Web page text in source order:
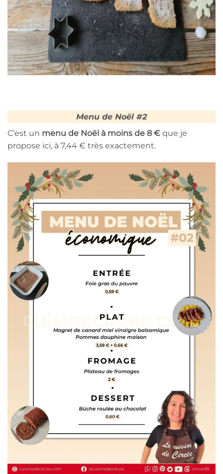
Menu de Noël #2
C’est un menu de Noël à moins de 8 € que je
propose ici, à 7,44 € très exactement.